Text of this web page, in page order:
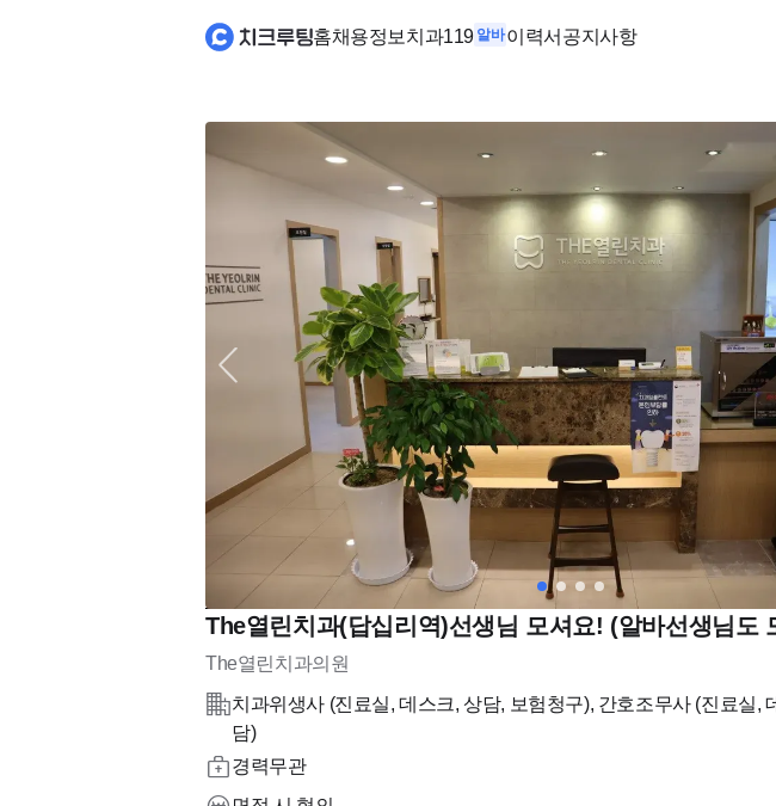
홈채용정보 치과119 알바이력서 공지사항
The열린치과(답십리역)선생님 모셔요! (알바선생님도
The열린치과의원
치과위생사 (진료실, 데스크, 상담, 보험청구), 간호조무사 (진료실,
담)
경력무관